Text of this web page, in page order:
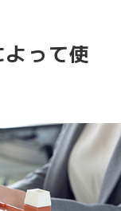
って使